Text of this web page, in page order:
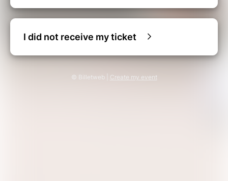
I did not receive my ticket
© Billetweb | Create my event